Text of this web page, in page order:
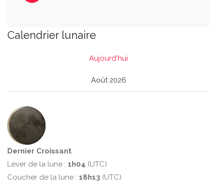
Calendrier lunaire
Aujourd'hui
Août 2026
Dernier Croissant
Lever de la lune : 1h04 (UTC)
Coucher de la lune : 18h13 (UTC)